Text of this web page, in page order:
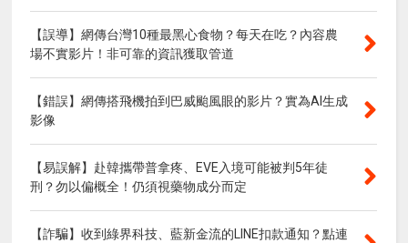
【誤導】網傳台灣10種最黑心食物？每天在吃？內容農
場不實影片！非可靠的資訊獲取管道
【錯誤】網傳搭飛機拍到巴威颱風眼的影片？實為AI生成
影像
【易誤解】赴韓攜帶普拿疼、EVE入境可能被判5年徒
刑？勿以偏概全！仍須視藥物成分而定
【詐騙】收到綠界科技、藍新金流的LINE扣款通知？點連